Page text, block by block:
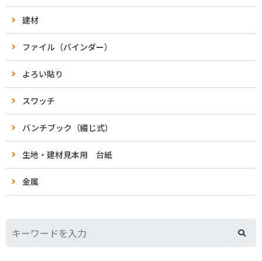
建材
ファイル（バインダー）
よろい貼り
スワッチ
バンチブック（綴じ式）
生地・建材見本用 台紙
金属